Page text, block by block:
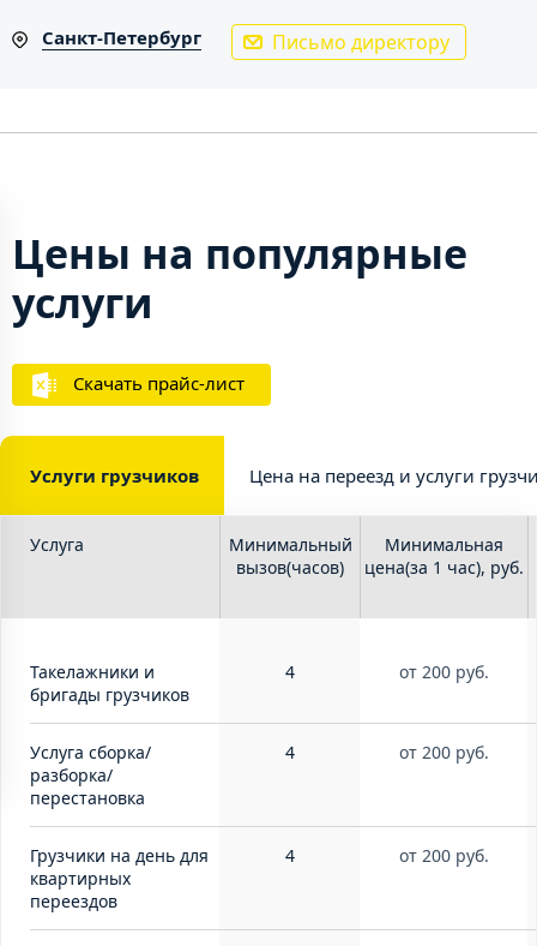
Санкт-Петербург Письмо директору
Цены на популярные
услуги
Скачать прайс-лист
Услуги грузчиков Цена на переезд и услуги
Услуга
Минимальный
вызов(часов)
Минимальная
цена(за 1 час), руб.
Такелажники и
бригады грузчиков
4 от 200 руб.
Услуга сборка/
разборка/
перестановка
4 от 200 руб.
Грузчики на день для
квартирных
переездов
4 от 200 руб.